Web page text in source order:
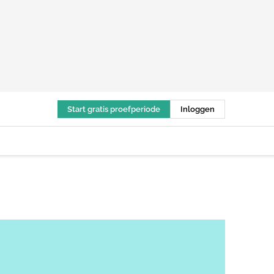
Start gratis proefperiode Inloggen